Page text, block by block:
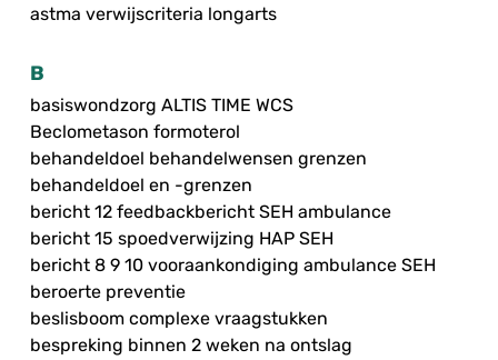
astma verwijscriteria longarts
B
basiswondzorg ALTIS TIME WCS
Beclometason formoterol
behandeldoel behandelwensen grenzen
behandeldoel en -grenzen
bericht 12 feedbackbericht SEH ambulance
bericht 15 spoedverwijzing HAP SEH
bericht 8 9 10 vooraankondiging ambulance SEH
beroerte preventie
beslisboom complexe vraagstukken
bespreking binnen 2 weken na ontslag